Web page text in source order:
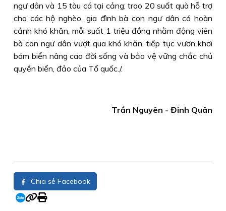
ngư dân và 15 tàu cá tại cảng; trao 20 suất quà hỗ trợ
cho các hộ nghèo, gia đình bà con ngư dân có hoàn
cảnh khó khăn, mỗi suất 1 triệu đồng nhằm động viên
bà con ngư dân vượt qua khó khăn, tiếp tục vươn khơi
bám biển nâng cao đời sống và bảo vệ vững chắc chủ
quyền biển, đảo của Tổ quốc./.
Trần Nguyên - Đinh Quân
Chia sẻ Facebook